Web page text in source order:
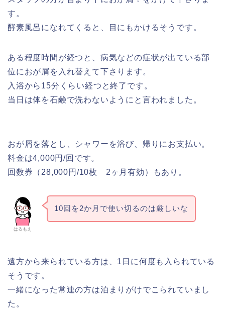
す。
酵素風呂になれてくると、目にもかけるそうです。
ある程度時間が経つと、病気などの症状が出ている部
位におが屑を入れ替えて下さります。
入浴から15分くらい経つと終了です。
当日は体を石鹸で洗わないようにと言われました。
おが屑を落とし、シャワーを浴び、帰りにお支払い。
料金は4,000円/回です。
回数券（28,000円/10枚 2ヶ月有効）もあり。
はるもえ
10回を2か月で使い切るのは厳しいな
遠方から来られている方は、 1日に何度も入られている
そうです。
一緒になった常連の方は泊まりがけでこられていまし
た。